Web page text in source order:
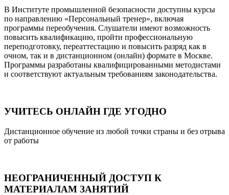
В Институте промышленной безопасности доступны курсы
по направлению «Персональный тренер», включая
программы переобучения. Слушатели имеют возможность
повысить квалификацию, пройти профессиональную
переподготовку, переаттестацию и повысить разряд как в
очном, так и в дистанционном (онлайн) формате в Москве.
Программы разработаны квалифицированными методистами
и соответствуют актуальным требованиям законодательства.
УЧИТЕСЬ ОНЛАЙН ГДЕ УГОДНО
Дистанционное обучение из любой точки страны и без отрыва
от работы
НЕОГРАНИЧЕННЫЙ ДОСТУП К
МАТЕРИАЛАМ ЗАНЯТИЙ